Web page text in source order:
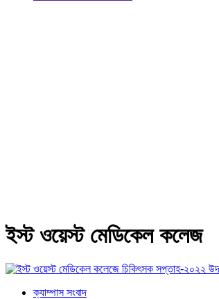
ইস্ট ওয়েস্ট মেডিকেল কলেজ
ক্যাম্পাস সংবাদ